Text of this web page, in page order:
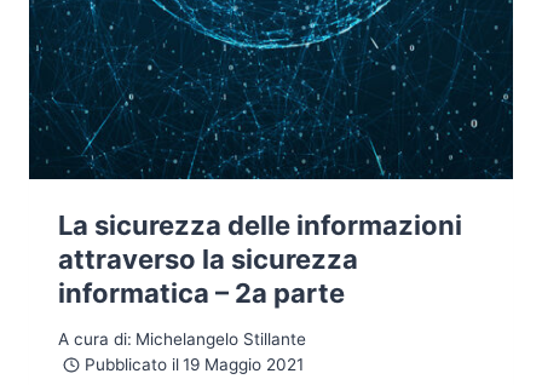
La sicurezza delle informazioni
attraverso la sicurezza
informatica – 2a parte
A cura di: Michelangelo Stillante
Pubblicato il 19 Maggio 2021